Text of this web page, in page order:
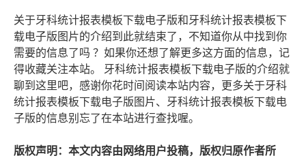
关于牙科统计报表模板下载电子版和牙科统计报表模板下
载电子版图片的介绍到此就结束了，不知道你从中找到你
需要的信息了吗 ？如果你还想了解更多这方面的信息，记
得收藏关注本站。 牙科统计报表模板下载电子版的介绍就
聊到这里吧，感谢你花时间阅读本站内容，更多关于牙科
统计报表模板下载电子版图片、牙科统计报表模板下载电
子版的信息别忘了在本站进行查找喔。
版权声明：本文内容由网络用户投稿，版权归原作者所